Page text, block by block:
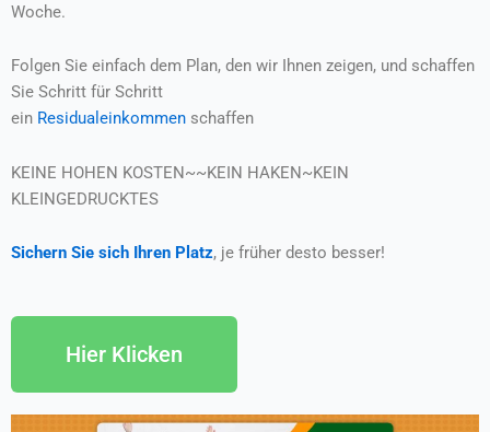
Woche.
Folgen Sie einfach dem Plan, den wir Ihnen zeigen, und schaffen
Sie Schritt für Schritt
ein Residualeinkommen schaffen
KEINE HOHEN KOSTEN~~KEIN HAKEN~KEIN
KLEINGEDRUCKTES
Sichern Sie sich Ihren Platz, je früher desto besser!
Hier Klicken